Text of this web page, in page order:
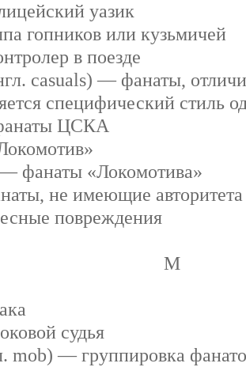
уазик
гопников или кузьмичей
в поезде
casuals) — фанаты,
специфический стиль
ЦСКА
фанаты «Локомотива»
не имеющие авторитета
повреждения
М
судья
mob) — группировка